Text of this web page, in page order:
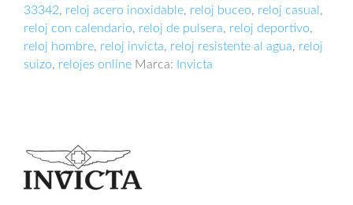
33342, reloj acero inoxidable, reloj buceo, reloj casual ,
reloj con calendario, reloj de pulsera, reloj deportivo,
reloj hombre, reloj invicta, reloj resistente al agua, reloj
suizo, relojes online Marca: Invicta